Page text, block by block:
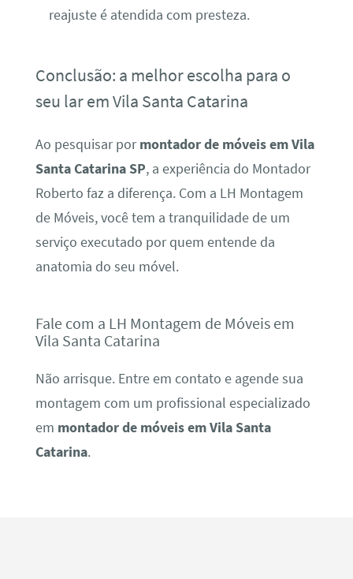
reajuste é atendida com presteza.
Conclusão: a melhor escolha para o
seu lar em Vila Santa Catarina
Ao pesquisar pormontador de móveis em Vila
Santa Catarina SP, a experiência do Montador
Roberto faz a diferença. Com a LH Montagem
de Móveis, você tem a tranquilidade de um
serviço executado por quem entende da
anatomia do seu móvel.
Fale com a LH Montagem de Móveis em
Vila Santa Catarina
Não arrisque. Entre em contato e agende sua
montagem com um profissional especializado
em montador de móveis em Vila Santa
Catarina.